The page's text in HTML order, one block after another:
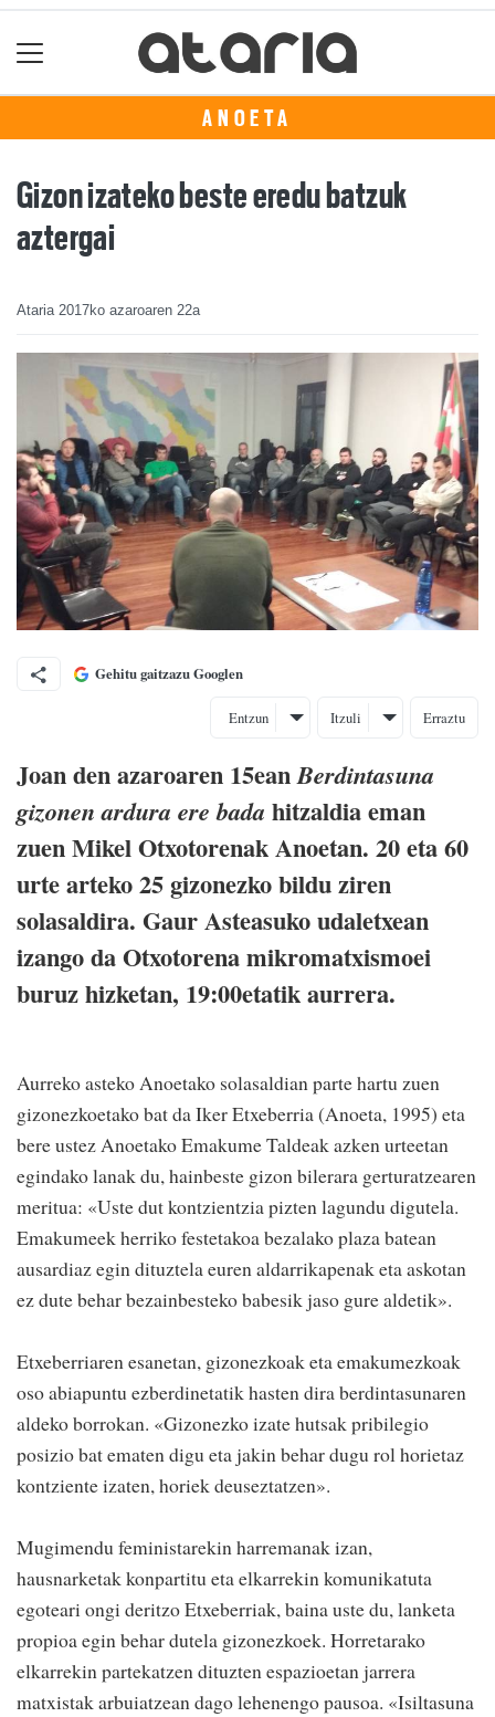
ANOETA
Gizon izateko beste eredu batzuk
aztergai
Ataria 2017ko azaroaren 22a
Gehitu gaitzazu Googlen
Entzun Itzuli Erraztu
Joan den azaroaren 15eanBerdintasuna
gizonen ardura ere bada hitzaldia eman
zuen Mikel Otxotorenak Anoetan. 20 eta 60
urte arteko 25 gizonezko bildu ziren
solasaldira. Gaur Asteasuko udaletxean
izango da Otxotorena mikromatxismoei
buruz hizketan, 19:00etatik aurrera.
Aurreko asteko Anoetako solasaldian parte hartu zuen
gizonezkoetako bat da Iker Etxeberria (Anoeta, 1995) eta
bere ustez Anoetako Emakume Taldeak azken urteetan
egindako lanak du, hainbeste gizon bilerara gerturatzearen
meritua: «Uste dut kontzientzia pizten lagundu digutela.
Emakumeek herriko festetakoa bezalako plaza batean
ausardiaz egin dituztela euren aldarrikapenak eta askotan
ez dute behar bezainbesteko babesik jaso gure aldetik».
Etxeberriaren esanetan, gizonezkoak eta emakumezkoak
oso abiapuntu ezberdinetatik hasten dira berdintasunaren
aldeko borrokan. «Gizonezko izate hutsak pribilegio
posizio bat ematen digu eta jakin behar dugu rol horietaz
kontziente izaten, horiek deuseztatzen».
Mugimendu feministarekin harremanak izan,
hausnarketak konpartitu eta elkarrekin komunikatuta
egoteari ongi deritzo Etxeberriak, baina uste du, lanketa
propioa egin behar dutela gizonezkoek. Horretarako
elkarrekin partekatzen dituzten espazioetan jarrera
matxistak arbuiatzean dago lehenengo pausoa. «Isiltasuna